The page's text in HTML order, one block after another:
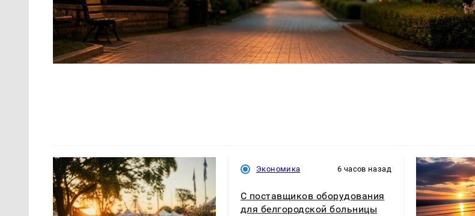
Экономика 6 часов назад
С поставщиков оборудования
для белгородской больницы